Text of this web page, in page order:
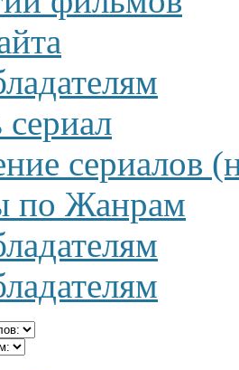
сериал
сериалов
по Жанрам